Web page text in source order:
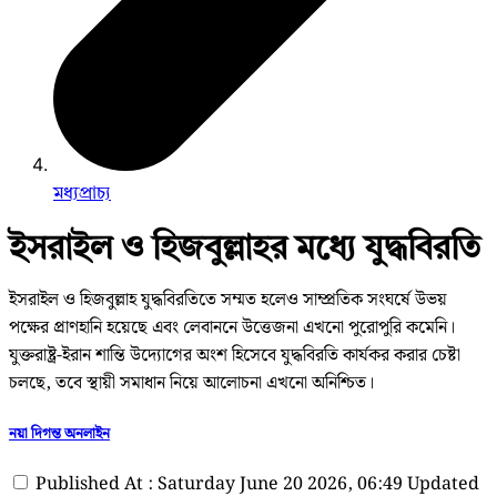
মধ্যপ্রাচ্য
ইসরাইল ও হিজবুল্লাহর মধ্যে যুদ্ধবিরতি
ইসরাইল ও হিজবুল্লাহ যুদ্ধবিরতিতে সম্মত হলেও সাম্প্রতিক সংঘর্ষে উভয়
পক্ষের প্রাণহানি হয়েছে এবং লেবাননে উত্তেজনা এখনো পুরোপুরি কমেনি।
যুক্তরাষ্ট্র-ইরান শান্তি উদ্যোগের অংশ হিসেবে যুদ্ধবিরতি কার্যকর করার চেষ্টা
চলছে, তবে স্থায়ী সমাধান নিয়ে আলোচনা এখনো অনিশ্চিত।
নয়া দিগন্ত অনলাইন
Published At : Saturday June 20 2026, 06:49 Updated